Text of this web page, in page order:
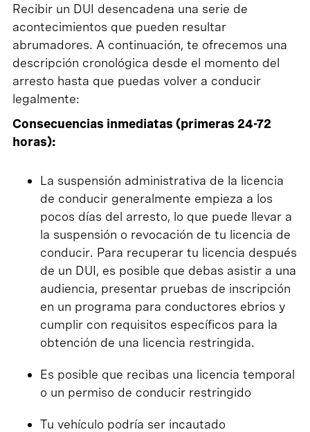
Recibir un DUI desencadena una serie de
acontecimientos que pueden resultar
abrumadores. A continuación, te ofrecemos una
descripción cronológica desde el momento del
arresto hasta que puedas volver a conducir
legalmente:
Consecuencias inmediatas (primeras 24-72
horas):
La suspensión administrativa de la licencia
de conducir generalmente empieza a los
pocos días del arresto, lo que puede llevar a
la suspensión o revocación de tu licencia de
conducir. Para recuperar tu licencia después
de un DUI, es posible que debas asistir a una
audiencia, presentar pruebas de inscripción
en un programa para conductores ebrios y
cumplir con requisitos específicos para la
obtención de una licencia restringida.
Es posible que recibas una licencia temporal
o un permiso de conducir restringido
Tu vehículo podría ser incautado